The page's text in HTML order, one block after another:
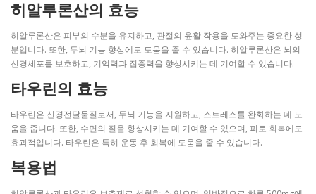
히알루론산의 효능
히알루론산은 피부의 수분을 유지하고, 관절의 윤활 작용을 도와주는 중요한 성
분입니다. 또한, 두뇌 기능 향상에도 도움을 줄 수 있습니다. 히알루론산은 뇌의
신경세포를 보호하고, 기억력과 집중력을 향상시키는 데 기여할 수 있습니다.
타우린의 효능
타우린은 신경전달물질로서, 두뇌 기능을 지원하고, 스트레스를 완화하는 데 도
움을 줍니다. 또한, 수면의 질을 향상시키는 데 기여할 수 있으며, 피로 회복에도
효과적입니다. 타우린은 특히 운동 후 회복에 도움을 줄 수 있습니다.
복용법